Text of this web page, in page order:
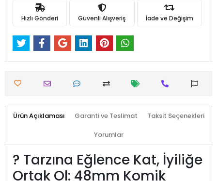
Hızlı Gönderi Güvenli Alışveriş İade ve Değişim
Ürün Açıklaması Garanti ve Teslimat Taksit Seçenekleri
Yorumlar
? Tarzına Eğlence Kat, İyiliğe
Ortak Ol: 48mm Komik